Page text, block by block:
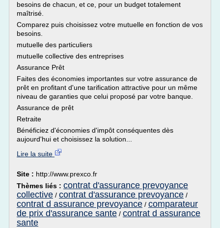
besoins de chacun, et ce, pour un budget totalement
maîtrisé.
Comparez puis choisissez votre mutuelle en fonction de vos
besoins.
mutuelle des particuliers
mutuelle collective des entreprises
Assurance Prêt
Faites des économies importantes sur votre assurance de
prêt en profitant d'une tarification attractive pour un même
niveau de garanties que celui proposé par votre banque.
Assurance de prêt
Retraite
Bénéficiez d'économies d'impôt conséquentes dès
aujourd'hui et choisissez la solution...
Lire la suite
Site : http://www.prexco.fr
Thèmes liés : contrat d'assurance prevoyance
collective / contrat d'assurance prevoyance /
contrat d assurance prevoyance / comparateur
de prix d'assurance sante / contrat d assurance
sante